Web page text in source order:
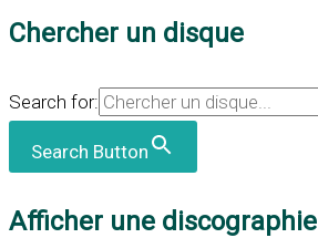
Chercher un disque
Search for:
Search Button
Afficher une discographie